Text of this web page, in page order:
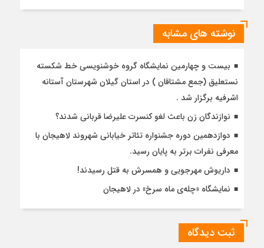
نوشته های مشابه
بیست و چهارمین نمایشگاه گروه خوشنویسی خط شکسته
نستعلیق (جمع مشتاقان ) در استان گیلان شهرستان آستانه
اشرفیه برگزار شد .
نوازندگان زن باعث لغو کنسرت علیرضا قربانی شدند؟
دوازدهمین دوره جشنواره تئاتر خیابانی شهروند لاهیجان با
معرفی نفرات برتر به پایان رسید.
داریوش مهرجویی و همسرش به قتل رسیدند!
نمایشگاه «چله‌ی ماه سرخ» در لاهیجان
ثبت دیدگاه